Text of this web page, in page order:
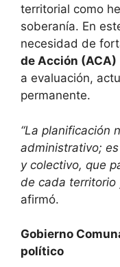
territorial como
soberanía. En
necesidad de
de Acción (ACA)
a evaluación,
permanente.
“La planificación
administrativo;
y colectivo, que
de cada territorio
afirmó.
Gobierno
político